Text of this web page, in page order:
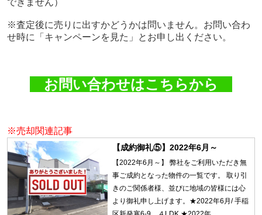
できません）
※査定後に売りに出すかどうかは問いません。お問い合わ
せ時に「キャンペーンを見た」とお申し出ください。
お問い合わせはこちらから
※売却関連記事
【成約御礼⑤】2022年6月～
【2022年6月～】 弊社をご利用いただき無
事ご成約となった物件の一覧です。 取り引
きのご関係者様、並びに地域の皆様には心
より御礼申し上げます。★2022年6月/ 手稲